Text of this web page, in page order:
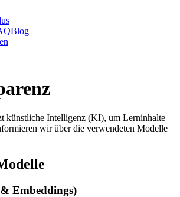
Blog
künstliche Intelligenz (KI), um Lerninhalte
wir über die verwendeten Modelle
Embeddings)